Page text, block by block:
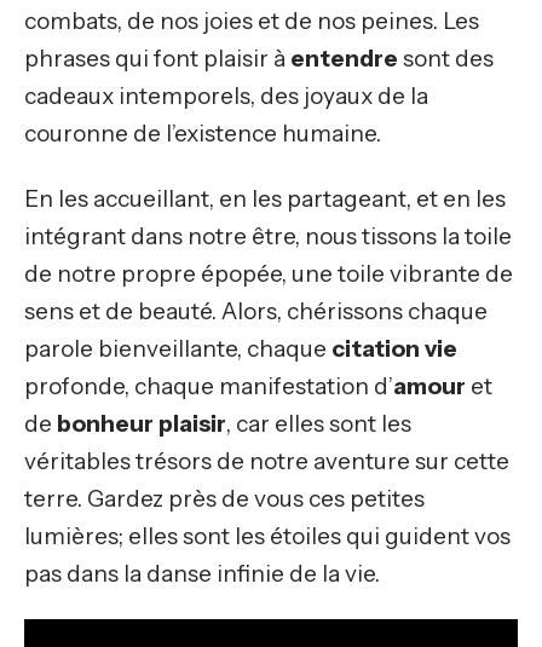
combats, de nos joies et de nos peines. Les
phrases qui font plaisir à entendre sont des
cadeaux intemporels, des joyaux de la
couronne de l’existence humaine.
En les accueillant, en les partageant, et en les
intégrant dans notre être, nous tissons la toile
de notre propre épopée, une toile vibrante de
sens et de beauté. Alors, chérissons chaque
parole bienveillante, chaque citation vie
profonde, chaque manifestation d’amour et
de bonheur plaisir, car elles sont les
véritables trésors de notre aventure sur cette
terre. Gardez près de vous ces petites
lumières; elles sont les étoiles qui guident vos
pas dans la danse infinie de la vie.